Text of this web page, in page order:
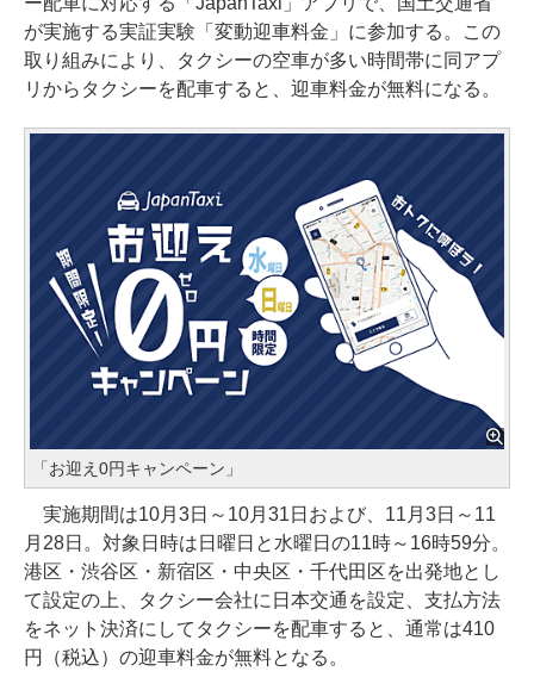
が実施する実証実験「変動迎車料金」に参加する。この
取り組みにより、タクシーの空車が多い時間帯に同アプ
リからタクシーを配車すると、迎車料金が無料になる。
「お迎え0円キャンペーン」
実施期間は10月3日～10月31日および、11月3日～11
月28日。対象日時は日曜日と水曜日の11時～16時59分。
港区・渋谷区・新宿区・中央区・千代田区を出発地とし
て設定の上、タクシー会社に日本交通を設定、支払方法
をネット決済にしてタクシーを配車すると、通常は410
円（税込）の迎車料金が無料となる。